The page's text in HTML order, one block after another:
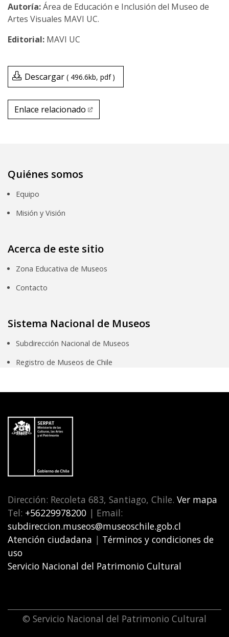
Área de Educación e Inclusión del Museo de
Artes Visuales MAVI UC.
MAVI UC
Descargar 496.6kb pdf
Enlace relacionado Enlace relacionado
Quiénes somos
Equipo
Misión y Visión
Acerca de este sitio
Zona Educativa de Museos
Contacto
Sistema Nacional de Museos
Subdirección Nacional de Museos
Registro de Museos de Chile
Dirección: Recoleta 683, Santiago, Chile. Ver mapa
Tel: +56229978200 | Email:
subdireccion.museos@museoschile.gob.cl
Atención ciudadana | Términos y condiciones de
uso
Servicio Nacional del Patrimonio Cultural
© Servicio Nacional del Patrimonio Cultural